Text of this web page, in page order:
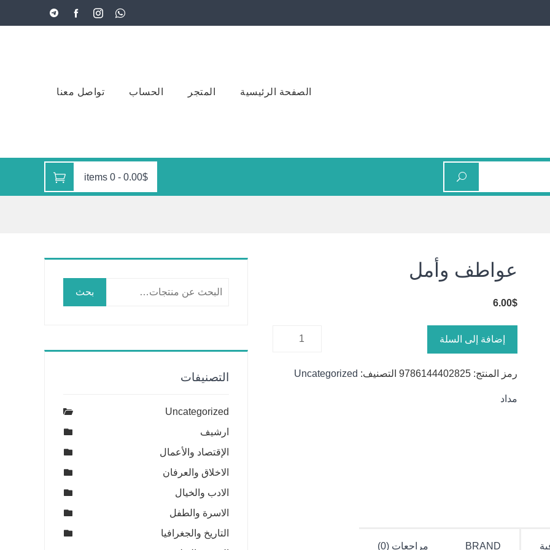
الصفحة الرئيسية المتجر الحساب تواصل معنا
0.00$
-
0 items
عواطف وأمل
6.00$
إضافة إلى السلة
رمز المنتج: 9786144402825 التصنيف: Uncategorized
مداد
BRAND مراجعات (0)
بحث
التصنيفات
Uncategorized
ارشيف
الإقتصاد والأعمال
الاخلاق والعرفان
الادب والخيال
الاسرة والطفل
التاريخ والجغرافيا